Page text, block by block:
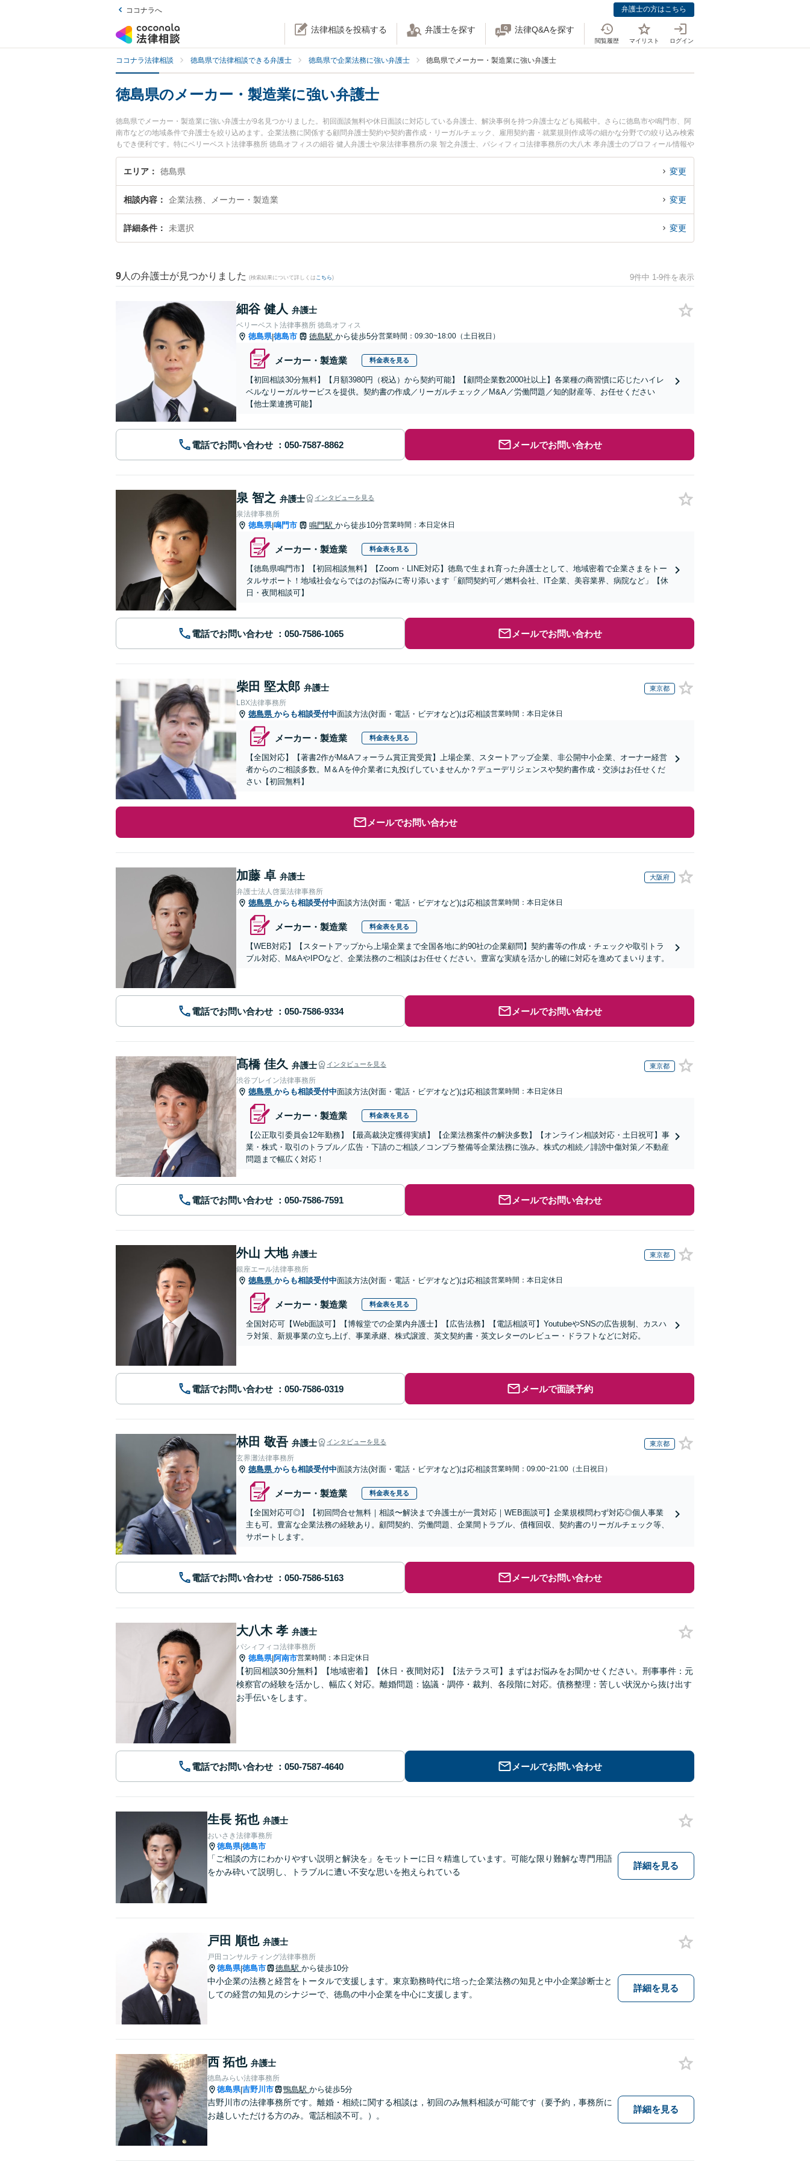
ココナラへ 弁護士の方はこちら
法律相談を投稿する 弁護士を探す 法律Q&Aを探す
閲覧履歴 マイリスト ログイン
ココナラ法律相談 徳島県で法律相談できる弁護士 徳島県で企業法務に強い弁護士 徳島県でメーカー・製造業に強い弁護士
徳島県のメーカー・製造業に強い弁護士
徳島県でメーカー・製造業に強い弁護士が9名見つかりました。初回面談無料や休日面談に対応している弁護士、解決事例を持つ弁護士なども掲載中。さらに徳島市や鳴門市、阿
南市などの地域条件で弁護士を絞り込めます。企業法務に関係する顧問弁護士契約や契約書作成・リーガルチェック、雇用契約書・就業規則作成等の細かな分野での絞り込み検索
もでき便利です。特にベリーベスト法律事務所 徳島オフィスの細谷 健人弁護士や泉法律事務所の泉 智之弁護士、パシィフィコ法律事務所の大八木 孝弁護士のプロフィール情報や
弁護士費用、強みなどが注目されています。『徳島県で土日や夜間に発生したメーカー・製造業のトラブルを今すぐに弁護士に相談したい』『メーカー・製造業のトラブル解決の
実績豊富な近くの弁護士を検索したい』『初回相談無料でメーカー・製造業を法律相談できる徳島県内の弁護士に相談予約したい』などでお困りの相談者さんにおすすめです。
エリア 徳島県 変更
相談内容 企業法務、メーカー・製造業 変更
詳細条件 未選択 変更
9 人の弁護士が見つかりました (検索結果について詳しくは こちら) 9件中 1-9件を表示
細谷 健人 弁護士
ベリーベスト法律事務所 徳島オフィス
徳島県|徳島市 徳島駅 から徒歩5分営業時間：09:30~18:00（土日祝日）
メーカー・製造業 料金表を見る
【初回相談30分無料】【月額3980円（税込）から契約可能】【顧問企業数2000社以上】各業種の商習慣に応じたハイレ
ベルなリーガルサービスを提供。契約書の作成／リーガルチェック／M&A／労働問題／知的財産等、お任せください
【他士業連携可能】
電話でお問い合わせ メールでお問い合わせ
泉 智之 弁護士 インタビューを見る
泉法律事務所
徳島県|鳴門市 鳴門駅 から徒歩10分営業時間：本日定休日
メーカー・製造業 料金表を見る
【徳島県鳴門市】【初回相談無料】【Zoom・LINE対応】徳島で生まれ育った弁護士として、地域密着で企業さまをトー
タルサポート！地域社会ならではのお悩みに寄り添います「顧問契約可／燃料会社、IT企業、美容業界、病院など」【休
日・夜間相談可】
電話でお問い合わせ メールでお問い合わせ
柴田 堅太郎 弁護士 東京都
LBX法律事務所
徳島県 からも相談受付中面談方法(対面・電話・ビデオなど)は応相談営業時間：本日定休日
メーカー・製造業 料金表を見る
【全国対応】【著書2作がM&Aフォーラム賞正賞受賞】上場企業、スタートアップ企業、非公開中小企業、オーナー経営
者からのご相談多数。M＆Aを仲介業者に丸投げしていませんか？デューデリジェンスや契約書作成・交渉はお任せくだ
さい【初回無料】
メールでお問い合わせ
加藤 卓 弁護士 大阪府
弁護士法人啓葉法律事務所
徳島県 からも相談受付中面談方法(対面・電話・ビデオなど)は応相談営業時間：本日定休日
メーカー・製造業 料金表を見る
【WEB対応】【スタートアップから上場企業まで全国各地に約90社の企業顧問】契約書等の作成・チェックや取引トラ
ブル対応、M&AやIPOなど、企業法務のご相談はお任せください。豊富な実績を活かし的確に対応を進めてまいります。
電話でお問い合わせ メールでお問い合わせ
髙橋 佳久 弁護士 インタビューを見る 東京都
渋谷ブレイン法律事務所
徳島県 からも相談受付中面談方法(対面・電話・ビデオなど)は応相談営業時間：本日定休日
メーカー・製造業 料金表を見る
【公正取引委員会12年勤務】【最高裁決定獲得実績】【企業法務案件の解決多数】【オンライン相談対応・土日祝可】事
業・株式・取引のトラブル／広告・下請のご相談／コンプラ整備等企業法務に強み。株式の相続／誹謗中傷対策／不動産
問題まで幅広く対応！
電話でお問い合わせ メールでお問い合わせ
外山 大地 弁護士 東京都
銀座エール法律事務所
徳島県 からも相談受付中面談方法(対面・電話・ビデオなど)は応相談営業時間：本日定休日
メーカー・製造業 料金表を見る
全国対応可【Web面談可】【博報堂での企業内弁護士】【広告法務】【電話相談可】YoutubeやSNSの広告規制、カスハ
ラ対策、新規事業の立ち上げ、事業承継、株式譲渡、英文契約書・英文レターのレビュー・ドラフトなどに対応。
電話でお問い合わせ メールで面談予約
林田 敬吾 弁護士 インタビューを見る 東京都
玄界灘法律事務所
徳島県 からも相談受付中面談方法(対面・電話・ビデオなど)は応相談営業時間：09:00~21:00（土日祝日）
メーカー・製造業 料金表を見る
【全国対応可◎】【初回問合せ無料｜相談〜解決まで弁護士が一貫対応｜WEB面談可】企業規模問わず対応◎個人事業
主も可。豊富な企業法務の経験あり。顧問契約、労働問題、企業間トラブル、債権回収、契約書のリーガルチェック等、
サポートします。
電話でお問い合わせ メールでお問い合わせ
大八木 孝 弁護士
パシィフィコ法律事務所
徳島県|阿南市営業時間：本日定休日
【初回相談30分無料】【地域密着】【休日・夜間対応】【法テラス可】まずはお悩みをお聞かせください。刑事事件：元
検察官の経験を活かし、幅広く対応。離婚問題：協議・調停・裁判、各段階に対応。債務整理：苦しい状況から抜け出す
お手伝いをします。
電話でお問い合わせ メールでお問い合わせ
生長 拓也 弁護士
おいさき法律事務所
徳島県|徳島市
「ご相談の方にわかりやすい説明と解決を」をモットーに日々精進しています。可能な限り難解な専門用語
をかみ砕いて説明し、トラブルに遭い不安な思いを抱えられている
詳細を見る
戸田 順也 弁護士
戸田コンサルティング法律事務所
徳島県|徳島市 徳島駅 から徒歩10分
中小企業の法務と経営をトータルで支援します。東京勤務時代に培った企業法務の知見と中小企業診断士と
しての経営の知見のシナジーで、徳島の中小企業を中心に支援します。
詳細を見る
西 拓也 弁護士
徳島みらい法律事務所
徳島県|吉野川市 鴨島駅 から徒歩5分
吉野川市の法律事務所です。離婚・相続に関する相談は，初回のみ無料相談が可能です（要予約，事務所に
お越しいただける方のみ。電話相談不可。）。
詳細を見る